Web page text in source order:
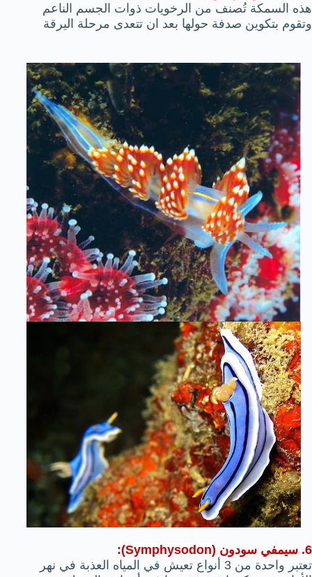
هذه السمكة تُصنف من الرخويات ذوات الجسم الناعم
وتقوم بتكوين صدفة حولها بعد ان تتعدى مرحلة اليرقة
6. سيمفي سودون ( Symphysodon
):
تعتبر واحدة من 3 أنواع تعيش في المياه العذبة في نهر